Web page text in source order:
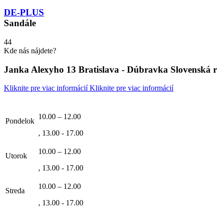
DE-PLUS
Sandále
44
Kde nás nájdete?
Janka Alexyho 13 Bratislava - Dúbravka Slovenská
Kliknite pre viac informáciíKliknite pre viac informácií
Pondelok
10.00 – 12.00
, 13.00 - 17.00
Utorok
10.00 – 12.00
, 13.00 - 17.00
Streda
10.00 – 12.00
, 13.00 - 17.00